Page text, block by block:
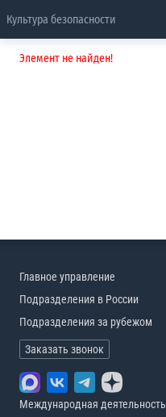
Культура безопасности
Элемент не найден!
Главное управление
Подразделения в России
Подразделения за рубежом
Заказать звонок
Международная деятельность